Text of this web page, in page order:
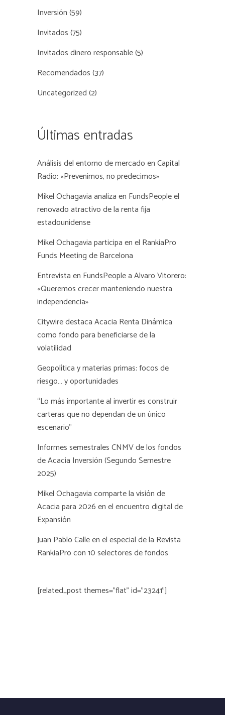
Inversión(59)
Invitados(75)
Invitados dinero responsable(5)
Recomendados(37)
Uncategorized(2)
Últimas entradas
Análisis del entorno de mercado en Capital
Radio: «Prevenimos, no predecimos»
Mikel Ochagavia analiza en FundsPeople el
renovado atractivo de la renta fija
estadounidense
Mikel Ochagavia participa en el RankiaPro
Funds Meeting de Barcelona
Entrevista en FundsPeople a Alvaro Vitorero:
«Queremos crecer manteniendo nuestra
independencia»
Citywire destaca Acacia Renta Dinámica
como fondo para beneficiarse de la
volatilidad
Geopolítica y materias primas: focos de
riesgo… y oportunidades
“Lo más importante al invertir es construir
carteras que no dependan de un único
escenario”
Informes semestrales CNMV de los fondos
de Acacia Inversión (Segundo Semestre
2025)
Mikel Ochagavia comparte la visión de
Acacia para 2026 en el encuentro digital de
Expansión
Juan Pablo Calle en el especial de la Revista
RankiaPro con 10 selectores de fondos
[related_post themes="flat" id="23241"]